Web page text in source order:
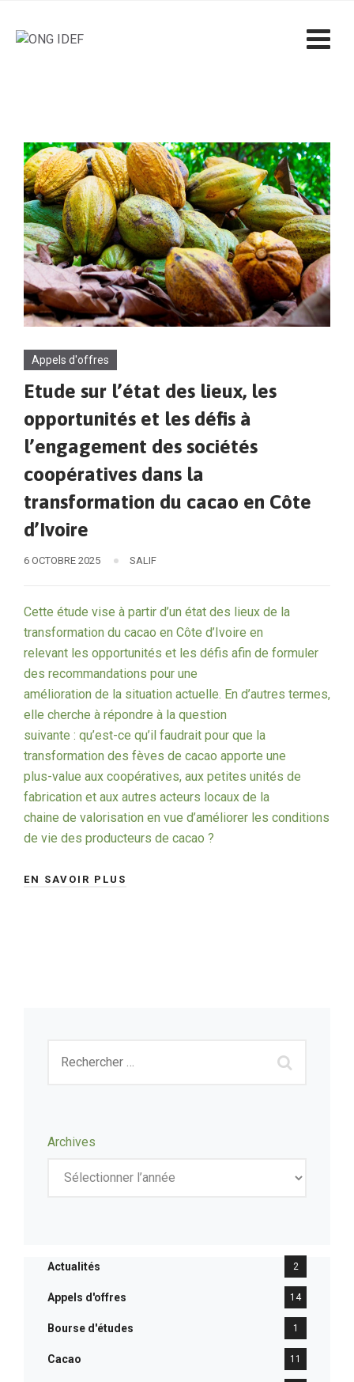
Appels d'offres
Etude sur l’état des lieux, les
opportunités et les défis à
l’engagement des sociétés
coopératives dans la
transformation du cacao en Côte
d’Ivoire
6 OCTOBRE 2025 SALIF
Cette étude vise à partir d’un état des lieux de la
transformation du cacao en Côte d’Ivoire en
relevant les opportunités et les défis afin de formuler
des recommandations pour une
amélioration de la situation actuelle. En d’autres termes,
elle cherche à répondre à la question
suivante : qu’est-ce qu’il faudrait pour que la
transformation des fèves de cacao apporte une
plus-value aux coopératives, aux petites unités de
fabrication et aux autres acteurs locaux de la
chaine de valorisation en vue d’améliorer les conditions
de vie des producteurs de cacao ?
EN SAVOIR PLUS
Archives
Actualités 2
Appels d'offres 14
Bourse d'études 1
Cacao 11